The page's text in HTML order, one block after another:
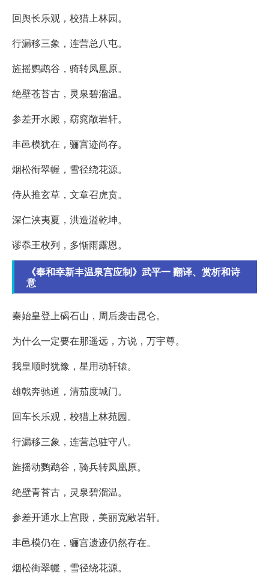
回舆长乐观，校猎上林园。
行漏移三象，连营总八屯。
旌摇鹦鹉谷，骑转凤凰原。
绝壁苍苔古，灵泉碧溜温。
参差开水殿，窈窕敞岩轩。
丰邑模犹在，骊宫迹尚存。
烟松衔翠幄，雪径绕花源。
侍从推玄草，文章召虎贲。
深仁浃夷夏，洪造溢乾坤。
谬忝王枚列，多惭雨露恩。
《奉和幸新丰温泉宫应制》武平一 翻译、赏析和诗
意
秦始皇登上碣石山，周后袭击昆仑。
为什么一定要在那遥远，方说，万宇尊。
我皇顺时犹豫，星用动轩辕。
雄戟奔驰道，清茄度城门。
回车长乐观，校猎上林苑园。
行漏移三象，连营总驻守八。
旌摇动鹦鹉谷，骑兵转凤凰原。
绝壁青苔古，灵泉碧溜温。
参差开通水上宫殿，美丽宽敞岩轩。
丰邑模仍在，骊宫遗迹仍然存在。
烟松街翠幄，雪径绕花源。